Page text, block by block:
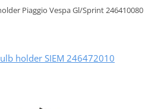
Piaggio Vespa Gl/Sprint 246410080
holder SIEM 246472010